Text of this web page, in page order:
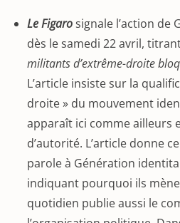
Le Figarosignale l’action de
dès le samedi 22 avril,
militants d’extrême-droite
L’article insiste sur la
droite » du mouvement
apparaît ici comme ailleurs
d’autorité. L’article donne
parole à Génération
indiquant pourquoi ils
quotidien publie aussi le